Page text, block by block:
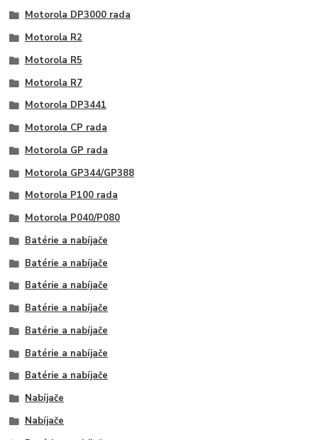
Motorola DP3000 rada
Motorola R2
Motorola R5
Motorola R7
Motorola DP3441
Motorola CP rada
Motorola GP rada
Motorola GP344/GP388
Motorola P100 rada
Motorola P040/P080
Batérie a nabíjače
Batérie a nabíjače
Batérie a nabíjače
Batérie a nabíjače
Batérie a nabíjače
Batérie a nabíjače
Batérie a nabíjače
Nabíjače
Nabíjače